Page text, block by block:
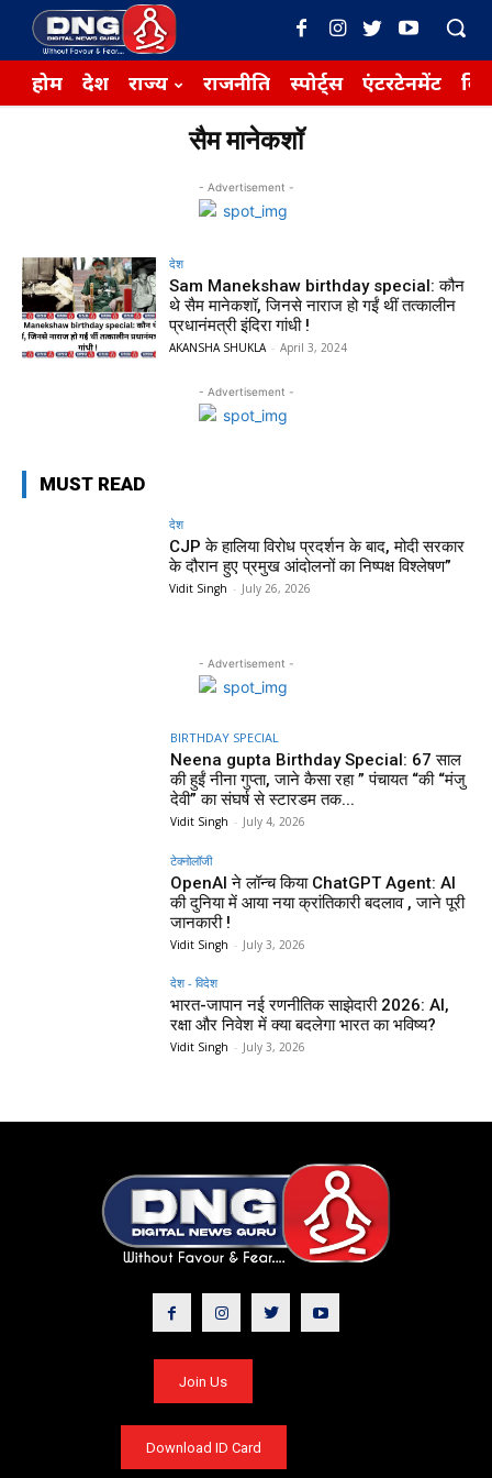
होम देश राज्य राजनीति स्पोर्ट्स एंटरटेनमेंट
सैम मानेकशॉ
- Advertisement -
देश
Sam Manekshaw birthday special: कौन
थे सैम मानेकशॉ, जिनसे नाराज हो गईं थीं तत्कालीन
प्रधानंमत्री इंदिरा गांधी !
AKANSHA SHUKLA - April 3, 2024
- Advertisement -
MUST READ
देश
CJP के हालिया विरोध प्रदर्शन के बाद, मोदी सरकार
के दौरान हुए प्रमुख आंदोलनों का निष्पक्ष विश्लेषण”
Vidit Singh - July 26, 2026
- Advertisement -
BIRTHDAY SPECIAL
Neena gupta Birthday Special: 67 साल
की हुईं नीना गुप्ता, जाने कैसा रहा ” पंचायत “की “मंजु
देवी” का संघर्ष से स्टारडम तक...
Vidit Singh - July 4, 2026
टेक्नोलॉजी
OpenAI ने लॉन्च किया ChatGPT Agent: AI
की दुनिया में आया नया क्रांतिकारी बदलाव , जाने पूरी
जानकारी !
Vidit Singh - July 3, 2026
देश - विदेश
भारत-जापान नई रणनीतिक साझेदारी 2026: AI,
रक्षा और निवेश में क्या बदलेगा भारत का भविष्य?
Vidit Singh - July 3, 2026
Join Us
Download ID Card